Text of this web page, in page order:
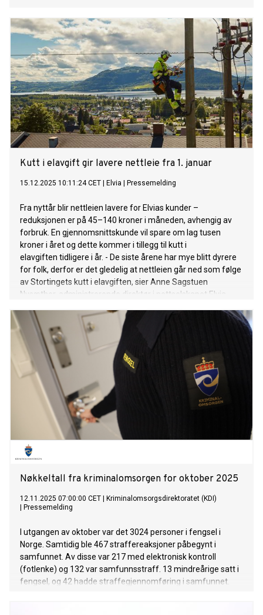
Kutt i elavgift gir lavere nettleie fra 1. januar
15.12.2025 10:11:24 CET Elvia Pressemelding
Fra nyttår blir nettleien lavere for Elvias kunder –
reduksjonen er på 45–140 kroner i måneden, avhengig av
forbruk. En gjennomsnittskunde vil spare om lag tusen
kroner i året og dette kommer i tillegg til kutt i
elavgiften tidligere i år. - De siste årene har mye blitt dyrere
for folk, derfor er det gledelig at nettleien går ned som følge
av Stortingets kutt i elavgiften, sier Anne Sagstuen
Nysæther, administrerende direktør i nettselskapet Elvia.
Nøkkeltall fra kriminalomsorgen for oktober 2025
12.11.2025 07:00:00 CET
Kriminalomsorgsdirektoratet (KDI)
Pressemelding
I utgangen av oktober var det 3024 personer i fengsel i
Norge. Samtidig ble 467 straffereaksjoner påbegynt i
samfunnet. Av disse var 217 med elektronisk kontroll
(fotlenke) og 132 var samfunnsstraff. 13 mindreårige satt i
fengsel, og 42 hadde straffegjennomføring i samfunnet.